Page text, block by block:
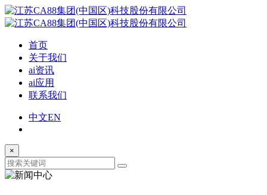
首页
关于我们
ai资讯
ai应用
联系我们
中文EN
×